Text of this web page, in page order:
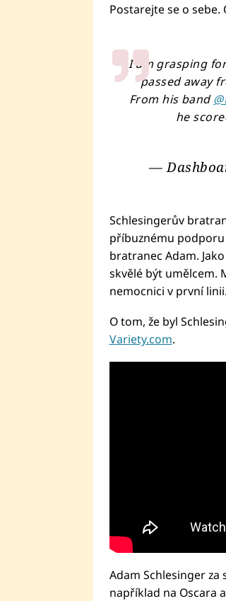
Postarejte se o
I am grasping
passed away
From his band
he
—
Schlesingerův
příbuznému
bratranec Adam.
skvělé být umělcem.
nemocnici v první
O tom, že byl
Variety.com.
Adam Schlesinger
například na Oscara